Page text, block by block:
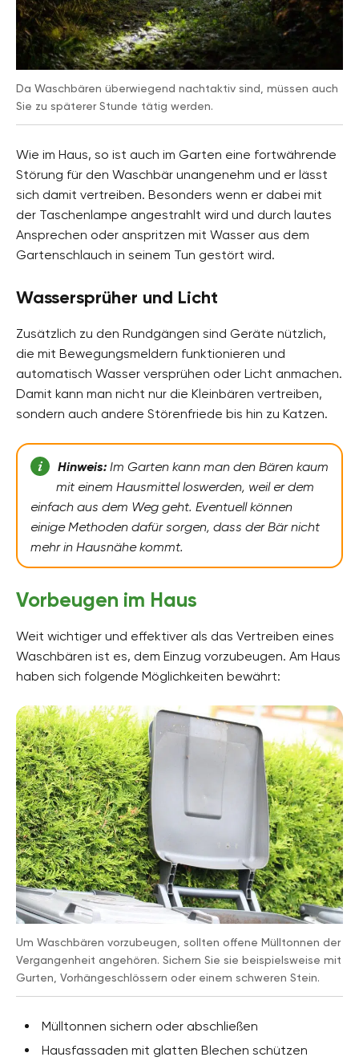
Da Waschbären überwiegend nachtaktiv sind, müssen auch
Sie zu späterer Stunde tätig werden.
Wie im Haus, so ist auch im Garten eine fortwährende
Störung für den Waschbär unangenehm und er lässt
sich damit vertreiben. Besonders wenn er dabei mit
der Taschenlampe angestrahlt wird und durch lautes
Ansprechen oder anspritzen mit Wasser aus dem
Gartenschlauch in seinem Tun gestört wird.
Wassersprüher und Licht
Zusätzlich zu den Rundgängen sind Geräte nützlich,
die mit Bewegungsmeldern funktionieren und
automatisch Wasser versprühen oder Licht anmachen.
Damit kann man nicht nur die Kleinbären vertreiben,
sondern auch andere Störenfriede bis hin zu Katzen.
Hinweis:Im Garten kann man den Bären kaum
mit einem Hausmittel loswerden, weil er dem
einfach aus dem Weg geht. Eventuell können
einige Methoden dafür sorgen, dass der Bär nicht
mehr in Hausnähe kommt.
Vorbeugen im Haus
Weit wichtiger und effektiver als das Vertreiben eines
Waschbären ist es, dem Einzug vorzubeugen. Am Haus
haben sich folgende Möglichkeiten bewährt:
Um Waschbären vorzubeugen, sollten offene Mülltonnen der
Vergangenheit angehören. Sichern Sie sie beispielsweise mit
Gurten, Vorhängeschlössern oder einem schweren Stein.
Mülltonnen sichern oder abschließen
Hausfassaden mit glatten Blechen schützen